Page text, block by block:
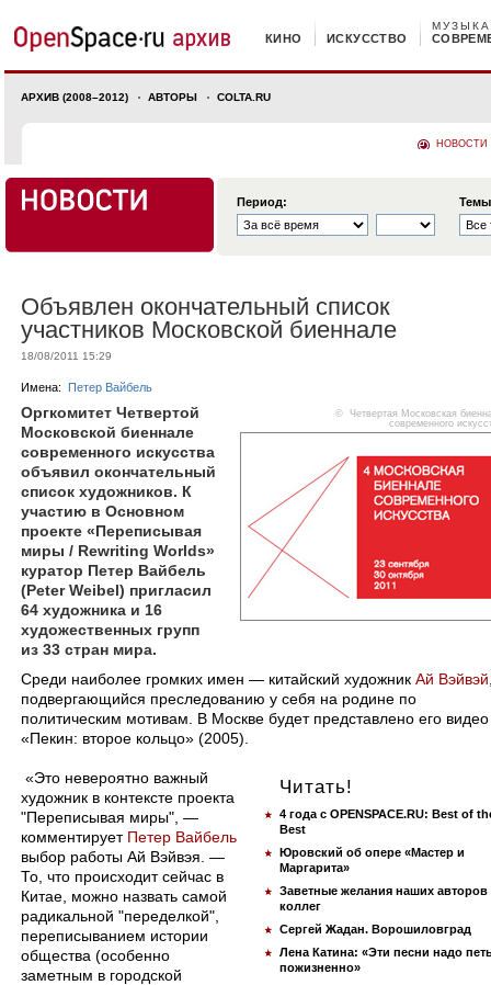
КИНО ИСКУССТВО
МУЗЫКА
АРХИВ (2008–2012) АВТОРЫ COLTA.RU
НОВОСТИ
Период:
Объявлен окончательный список
участников Московской биеннале
18/08/2011 15:29
Имена: Петер Вайбель
© Четвертая Московская
современного
Оргкомитет Четвертой
Московской биеннале
современного искусства
объявил окончательный
список художников. К
участию в Основном
проекте «Переписывая
миры / Rewriting Worlds»
куратор Петер Вайбель
(Peter Weibel) пригласил
64 художника и 16
художественных групп
из 33 стран мира.
Среди наиболее громких имен — китайский художник Ай Вэйвэй
подвергающийся преследованию у себя на родине по
политическим мотивам. В Москве будет представлено его видео
«Пекин: второе кольцо» (2005).
Читать!
4 года с OPENSPACE.RU: Best of
Best
Юровский об опере «Мастер и
Маргарита»
Заветные желания наших авторов
коллег
Сергей Жадан. Ворошиловград
Лена Катина: «Эти песни надо
пожизненно»
«Это невероятно важный
художник в контексте проекта
"Переписывая миры", —
комментирует Петер Вайбель
выбор работы Ай Вэйвэя. —
То, что происходит сейчас в
Китае, можно назвать самой
радикальной "переделкой",
переписыванием истории
общества (особенно
заметным в городской